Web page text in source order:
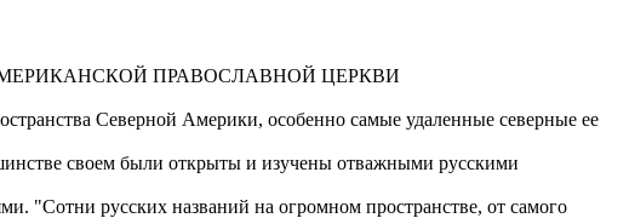
ПРАВОСЛАВНОЙ ЦЕРКВИ
Северной Америки, особенно самые удаленные северные ее
своем были открыты и изучены отважными русскими
"Сотни русских названий на огромном пространстве, от самого